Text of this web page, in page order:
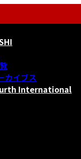
カイブス
International